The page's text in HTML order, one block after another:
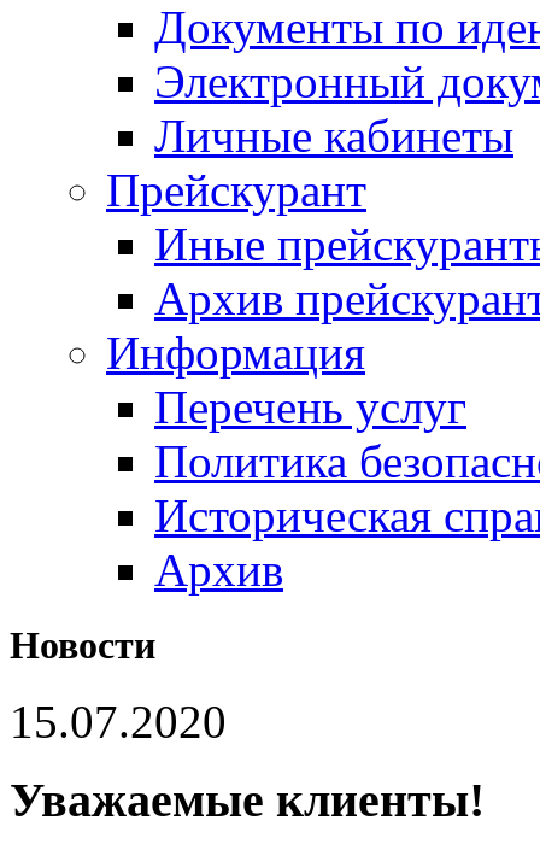
Документы по
Электронный
Личные кабинеты
Прейскурант
Иные
Архив
Информация
Перечень услуг
Политика
Историческая
Архив
Новости
15.07.2020
Уважаемые клиенты!